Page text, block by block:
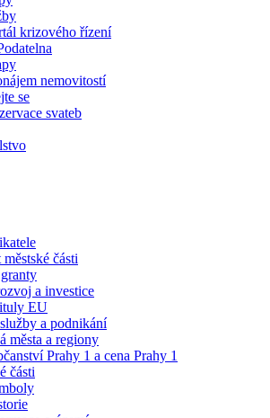
krizového řízení
nemovitostí
se
svateb
části
a investice
EU
a podnikání
města a regiony
Prahy 1 a cena Prahy 1
části